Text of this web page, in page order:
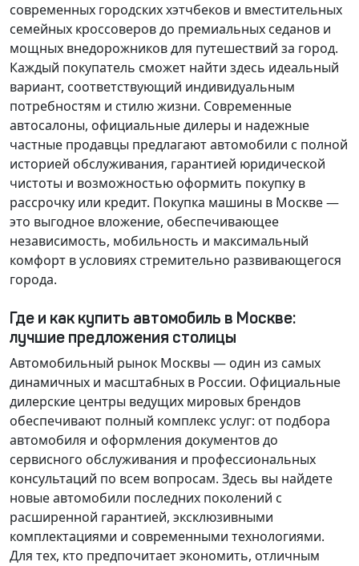
современных городских хэтчбеков и вместительных
семейных кроссоверов до премиальных седанов и
мощных внедорожников для путешествий за город.
Каждый покупатель сможет найти здесь идеальный
вариант, соответствующий индивидуальным
потребностям и стилю жизни. Современные
автосалоны, официальные дилеры и надежные
частные продавцы предлагают автомобили с полной
историей обслуживания, гарантией юридической
чистоты и возможностью оформить покупку в
рассрочку или кредит. Покупка машины в Москве —
это выгодное вложение, обеспечивающее
независимость, мобильность и максимальный
комфорт в условиях стремительно развивающегося
города.
Где и как купить автомобиль в Москве:
лучшие предложения столицы
Автомобильный рынок Москвы — один из самых
динамичных и масштабных в России. Официальные
дилерские центры ведущих мировых брендов
обеспечивают полный комплекс услуг: от подбора
автомобиля и оформления документов до
сервисного обслуживания и профессиональных
консультаций по всем вопросам. Здесь вы найдете
новые автомобили последних поколений с
расширенной гарантией, эксклюзивными
комплектациями и современными технологиями.
Для тех, кто предпочитает экономить, отличным